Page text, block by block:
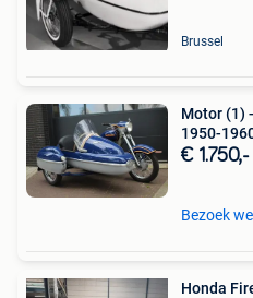
Brussel
Motor (1)
1950-
€ 1.750,-
Bezoek
Honda